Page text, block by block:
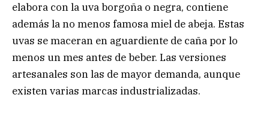
elabora con la uva borgoña o negra, contiene
además la no menos famosa miel de abeja. Estas
uvas se maceran en aguardiente de caña por lo
menos un mes antes de beber. Las versiones
artesanales son las de mayor demanda, aunque
existen varias marcas industrializadas.